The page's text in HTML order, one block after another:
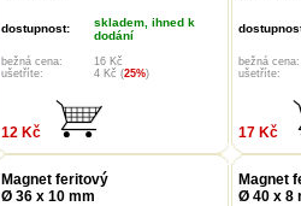
dostupnost:
skladem, ihned k
dodání
bežná cena:
16 Kč
ušetříte:
4 Kč (25%)
12 Kč
bežná cena:
ušetříte:
17 Kč
Magnet feritový
Ø 36 x 10 mm
Magnet
Ø 40 x 8